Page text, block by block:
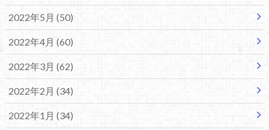
2022年5月 (50)
2022年4月 (60)
2022年3月 (62)
2022年2月 (34)
2022年1月 (34)